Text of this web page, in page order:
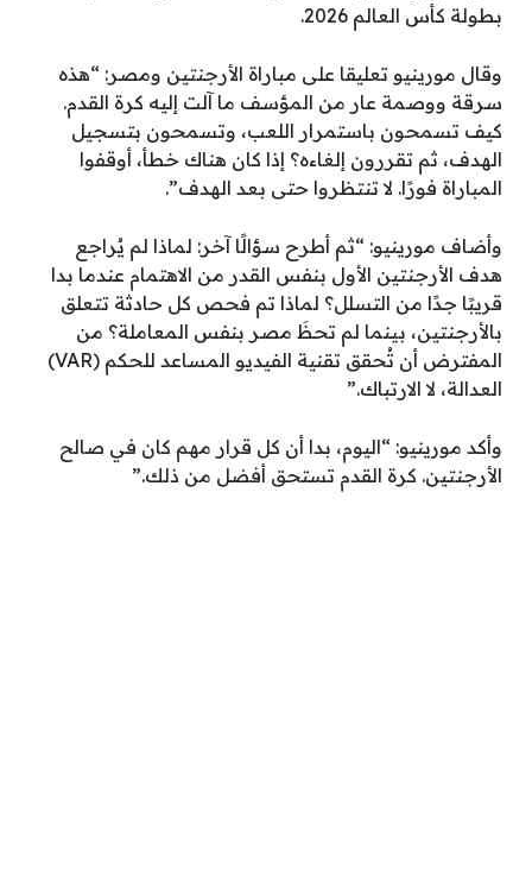
بطولة كأس العالم 2026.
وقال مورينيو تعليقا على مباراة الأرجنتين ومصر: “هذه
سرقة ووصمة عار من المؤسف ما آلت إليه كرة القدم.
كيف تسمحون باستمرار اللعب، وتسمحون بتسجيل
الهدف، ثم تقررون إلغاءه؟ إذا كان هناك خطأ، أوقفوا
المباراة فورًا. لا تنتظروا حتى بعد الهدف”.
وأضاف مورينيو: “ثم أطرح سؤالًا آخر: لماذا لم يُراجع
هدف الأرجنتين الأول بنفس القدر من الاهتمام عندما بدا
قريبًا جدًا من التسلل؟ لماذا تم فحص كل حادثة تتعلق
بالأرجنتين، بينما لم تحظَ مصر بنفس المعاملة؟ من
المفترض أن تُحقق تقنية الفيديو المساعد للحكم (VAR)
العدالة، لا الارتباك.”
وأكد مورينيو: “اليوم، بدا أن كل قرار مهم كان في صالح
الأرجنتين. كرة القدم تستحق أفضل من ذلك.”